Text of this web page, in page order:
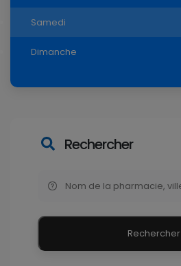
Samedi
Dimanche
Rechercher
Rechercher